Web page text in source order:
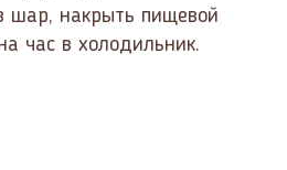
шар, накрыть пищевой
час в холодильник.